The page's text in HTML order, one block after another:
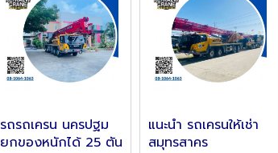
รถรถเครน นครปฐม
ยกของหนักได้ 25 ตัน
แนะนำ รถเครนให้เช่า
สมุทรสาคร